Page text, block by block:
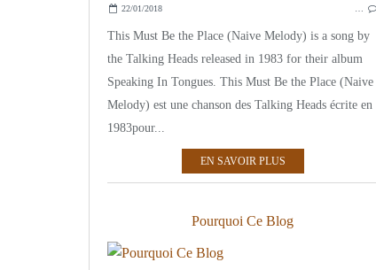
22/01/2018 …
This Must Be the Place (Naive Melody) is a song by
the Talking Heads released in 1983 for their album
Speaking In Tongues. This Must Be the Place (Naive
Melody) est une chanson des Talking Heads écrite en
1983pour...
EN SAVOIR PLUS
Pourquoi Ce Blog